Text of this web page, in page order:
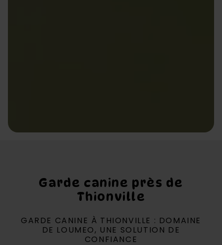
Garde canine près de
Thionville
GARDE CANINE À THIONVILLE : DOMAINE
DE LOUMEO, UNE SOLUTION DE
CONFIANCE